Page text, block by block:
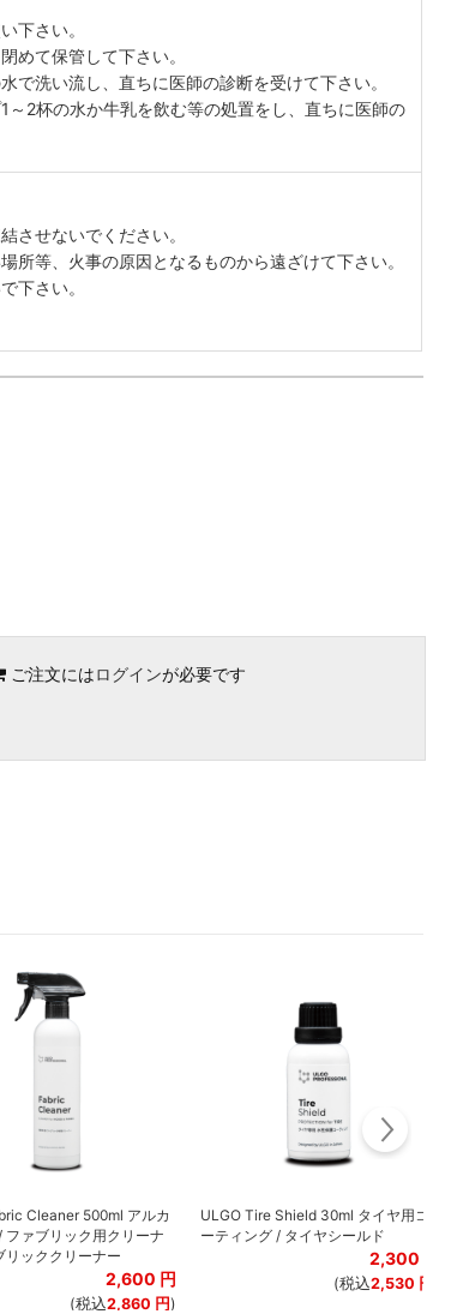
下さい。
めて保管して下さい。
洗い流し、直ちに医師の診断を受けて下さい。
2杯の水か牛乳を飲む等の処置をし、直ちに医師の
せないでください。
等、火事の原因となるものから遠ざけて下さい。
下さい。
ご注文にはログインが必要です
Cleaner 500ml アルカ
ファブリック用クリーナ
リッククリーナー
2,600 円
(税込2,860 円)
ULGO Tire Shield 30ml タイヤ用コ
ーティング / タイヤシールド
2,300
(税込2,530 円